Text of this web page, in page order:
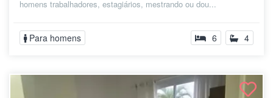
homens trabalhadores, estagiários, mestrando ou dou...
Para homens 6 4